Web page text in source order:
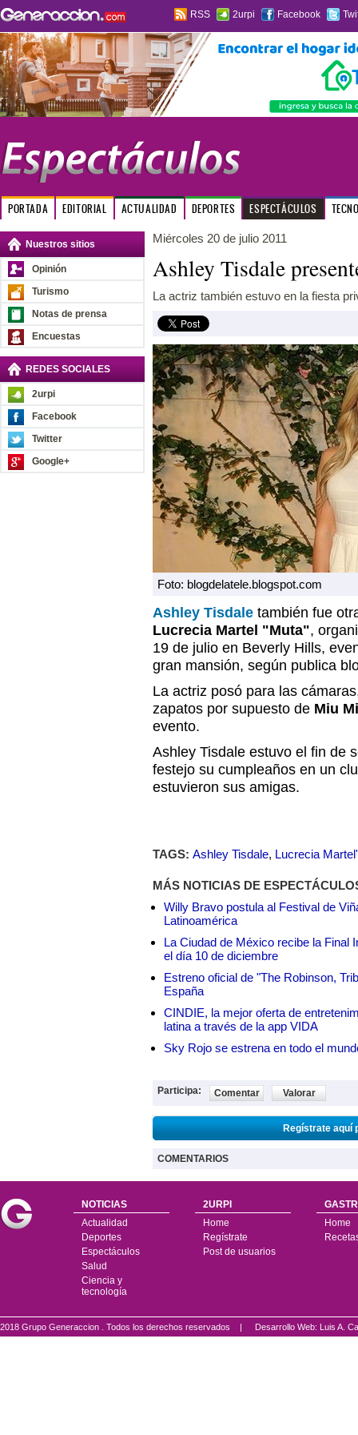
RSS 2urpi Facebook
PORTADA EDITORIAL ACTUALIDAD DEPORTES ESPECTÁCULOS
Nuestros sitios
Opinión
Turismo
Notas de prensa
Encuestas
REDES SOCIALES
2urpi
Facebook
Twitter
Google+
Miércoles 20 de julio 2011
Ashley Tisdale
La actriz también estuvo en la fiesta
Foto: blogdelatele.blogspot.com
Ashley Tisdale también fue
Lucrecia Martel "Muta",
19 de julio en Beverly Hills,
gran mansión, según publica
La actriz posó para las
zapatos por supuesto de Miu
evento.
Ashley Tisdale estuvo el fin de
festejo su cumpleaños en un
estuvieron sus amigas.
TAGS: Ashley Tisdale, Lucrecia
MÁS NOTICIAS DE
Willy Bravo postula al Festival de
Latinoamérica
La Ciudad de México recibe la Final
el día 10 de diciembre
Estreno oficial de "The Robinson,
España
CINDIE, la mejor oferta de
latina a través de la app VIDA
Sky Rojo se estrena en todo el
Participa: Comentar Valorar
Regístrate aquí
COMENTARIOS
NOTICIAS
Actualidad
Deportes
Espectáculos
Salud
Ciencia y
tecnología
2URPI
Home
Regístrate
Post de usuarios
Home
2018 Grupo Generaccion . Todos los derechos reservados | Desarrollo Web: Luis